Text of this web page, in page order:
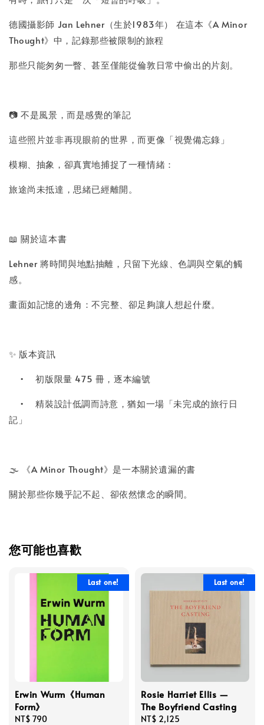
德國攝影師 Jan Lehner（生於1983年） 在這本《A Minor
Thought》中，記錄那些被限制的旅程
那些只能匆匆一瞥、甚至僅能從倫敦日常中偷出的片刻。
📷 不是風景，而是感覺的筆記
這些照片並非再現眼前的世界，而更像「視覺備忘錄」
模糊、抽象，卻真實地捕捉了一種情緒：
旅途尚未抵達，思緒已經離開。
📖 關於這本書
Lehner 將時間與地點抽離，只留下光線、色調與空氣的觸
感。
畫面如記憶的邊角：不完整、卻足夠讓人想起什麼。
✨ 版本資訊
•
初版限量 475 冊，逐本編號
•
精裝設計低調而詩意，猶如一場「未完成的旅行日
記」
🌫️ 《A Minor Thought》是一本關於遺漏的書
關於那些你幾乎記不起、卻依然懷念的瞬間。
您可能也喜歡
Last one!
Erwin Wurm《Human
Form》
Regular
NT$ 790
Last one!
Rosie Harriet Ellis —
The Boyfriend Casting
Regular
NT$ 2,125